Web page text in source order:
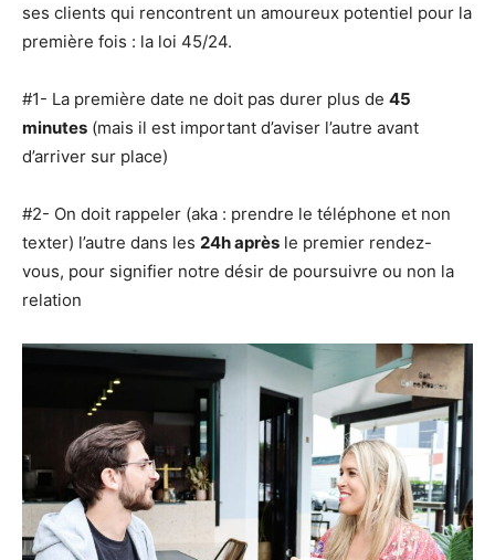
ses clients qui rencontrent un amoureux potentiel pour la
première fois : la loi 45/24.
#1- La première date ne doit pas durer plus de 45
minutes (mais il est important d’aviser l’autre avant
d’arriver sur place)
#2- On doit rappeler (aka : prendre le téléphone et non
texter) l’autre dans les 24h après le premier rendez-
vous, pour signifier notre désir de poursuivre ou non la
relation